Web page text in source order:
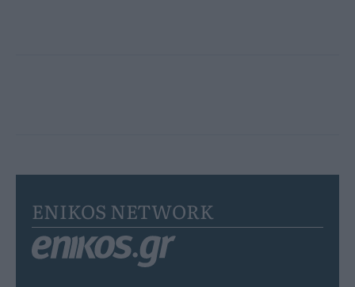
ENIKOS NETWORK